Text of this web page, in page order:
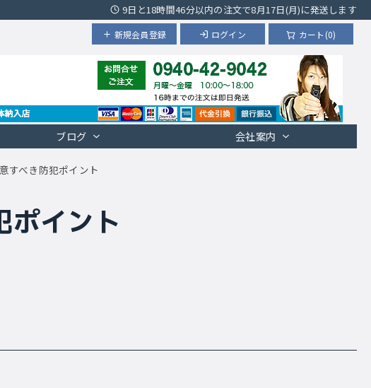
9日と18時間46分以内の注文で8月17日(月)に発送します
カート(0)
ログイン
新規会員登録
ブログ 会社案内
すべき防犯ポイント
ポイント